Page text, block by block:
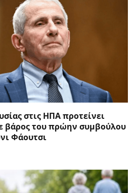
στις ΗΠΑ προτείνει
βάρος του πρώην συμβούλου
Φάουτσι